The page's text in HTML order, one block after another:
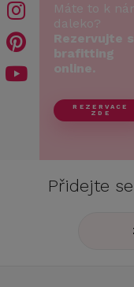
Máte to k
daleko?
Rezervujte
brafitting
online.
REZERVACE
ZDE
Přidejte